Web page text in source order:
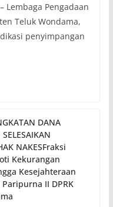
Lembaga Pengadaan
Teluk Wondama,
penyimpangan
DANA
NAKESFraksi
Kekurangan
Kesejahteraan
II DPRK